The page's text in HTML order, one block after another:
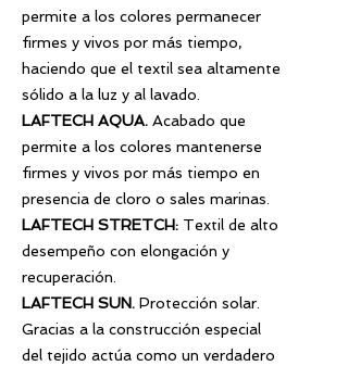
permite a los colores permanecer
firmes y vivos por más tiempo,
haciendo que el textil sea altamente
sólido a la luz y al lavado.
LAFTECH AQUA. Acabado que
permite a los colores mantenerse
firmes y vivos por más tiempo en
presencia de cloro o sales marinas.
LAFTECH STRETCH: Textil de alto
desempeño con elongación y
recuperación.
LAFTECH SUN. Protección solar.
Gracias a la construcción especial
del tejido actúa como un verdadero